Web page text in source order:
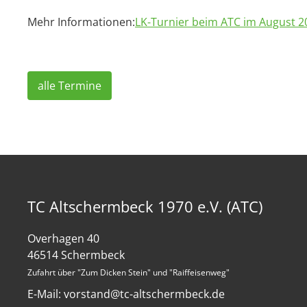
Mehr Informationen:LK-Turnier beim ATC im August
alle Termine
TC Altschermbeck 1970 e.V. (ATC)
Overhagen 40
46514 Schermbeck
Zufahrt über "Zum Dicken Stein" und "Raiffeisenweg"
E-Mail: vorstand@tc-altschermbeck.de